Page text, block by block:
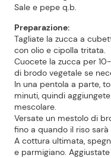
Sale e pepe q.b.
Preparazione:
Tagliate la zucca a
con olio e cipolla tritata.
Cuocete la zucca per
di brodo vegetale se
In una pentola a parte,
minuti, quindi
mescolare.
Versate un mestolo di
fino a quando il riso
A cottura ultimata,
e parmigiano.